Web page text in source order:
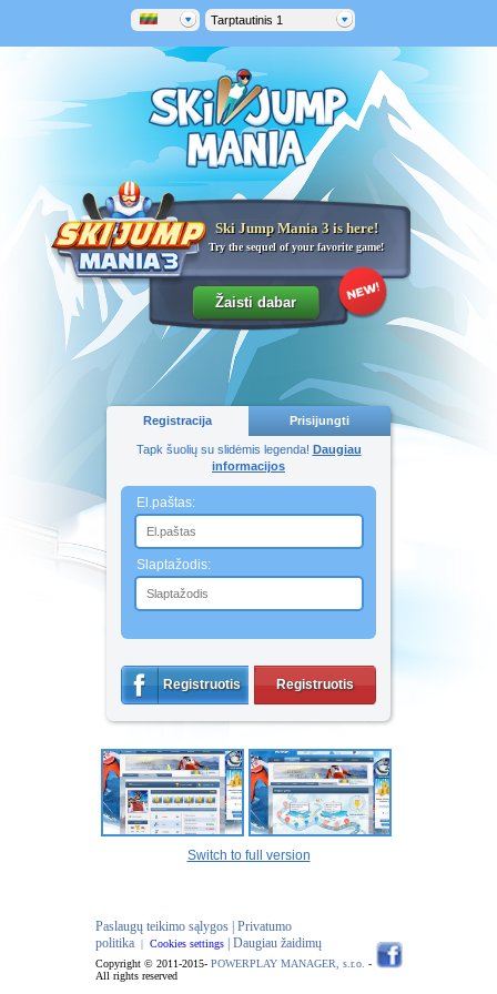
Tarptautinis 1
Ski Jump Mania 3 is here!
Try the sequel of your favorite game!
Registracija Prisijungti
Tapk šuolių su slidėmis legenda! Daugiau
informacijos
El.paštas:
Slaptažodis:
Registruotis Registruotis
Switch to full version
Paslaugų teikimo sąlygos | Privatumo
politika| Cookies settings | Daugiau žaidimų
Copyright © 2011-2015- POWERPLAY MANAGER, s.r.o. -
All rights reserved